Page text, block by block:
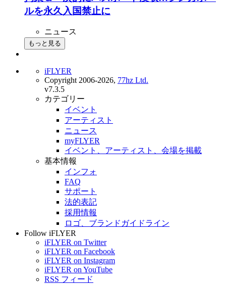
ルを永久入国禁止に
ニュース
もっと見る
iFLYER
Copyright 2006-2026, 77hz Ltd.
v7.3.5
カテゴリー
イベント
アーティスト
ニュース
myFLYER
イベント、アーティスト、会場を掲載
基本情報
インフォ
FAQ
サポート
法的表記
採用情報
ロゴ、ブランドガイドライン
Follow iFLYER
iFLYER on Twitter
iFLYER on Facebook
iFLYER on Instagram
iFLYER on YouTube
RSS フィード